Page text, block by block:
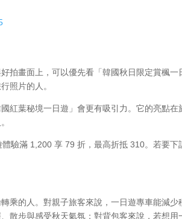
拍畫面上，可以優先看「韓國秋日限定賞楓一
照片的人。
紅葉秘境一日遊」會更有吸引力。它的亮點在
體驗滿 1,200 享 79 折，最高折抵 310。若要下
乘的人。對親子旅客來說，一日遊專車能減少
散步與感受秋天氣氛；對背包客來說，若想用